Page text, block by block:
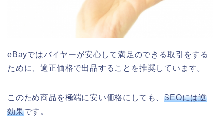
eBayではバイヤーが安心して満足のできる取引をする
ために、適正価格で出品することを推奨しています。
このため商品を極端に安い価格にしても、SEOには逆
効果です。